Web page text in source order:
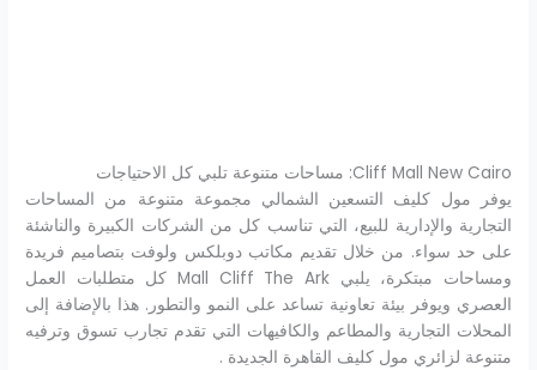
Cliff Mall New Cairo: مساحات متنوعة تلبي كل الاحتياجات
يوفر مول كليف التسعين الشمالي مجموعة متنوعة من المساحات
التجارية والإدارية للبيع، التي تناسب كل من الشركات الكبيرة والناشئة
على حد سواء. من خلال تقديم مكاتب دوبلكس ولوفت بتصاميم فريدة
ومساحات مبتكرة، يلبي Mall Cliff The Ark كل متطلبات العمل
العصري ويوفر بيئة تعاونية تساعد على النمو والتطور. هذا بالإضافة إلى
المحلات التجارية والمطاعم والكافيهات التي تقدم تجارب تسوق وترفيه
متنوعة لزائري مول كليف القاهرة الجديدة .